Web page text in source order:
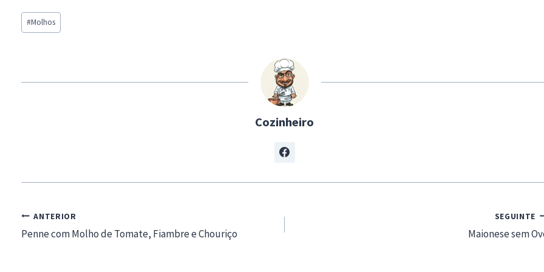
d
i
…
Post
Tags:
#Molhos
Cozinheiro
Navegação
de
ANTERIOR
Penne com Molho de Tomate, Fiambre e Chouriço
SEGUINTE
Maionese sem